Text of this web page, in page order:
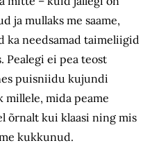
ja mullaks me saame,
ka needsamad taimeliigid
Pealegi ei pea teost
puisniidu kujundi
millele, mida peame
õrnalt kui klaasi ning mis
kukkunud.